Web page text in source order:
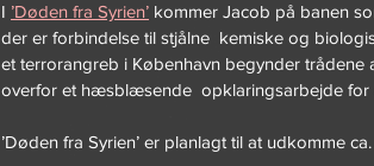
I ’Døden fra Syrien’ kommer Jacob på banen
der er forbindelse til stjålne  kemiske og
et terrorangreb i København begynder
overfor et hæsblæsende  opklaringsarbejde for
’Døden fra Syrien’ er planlagt til at udkomme